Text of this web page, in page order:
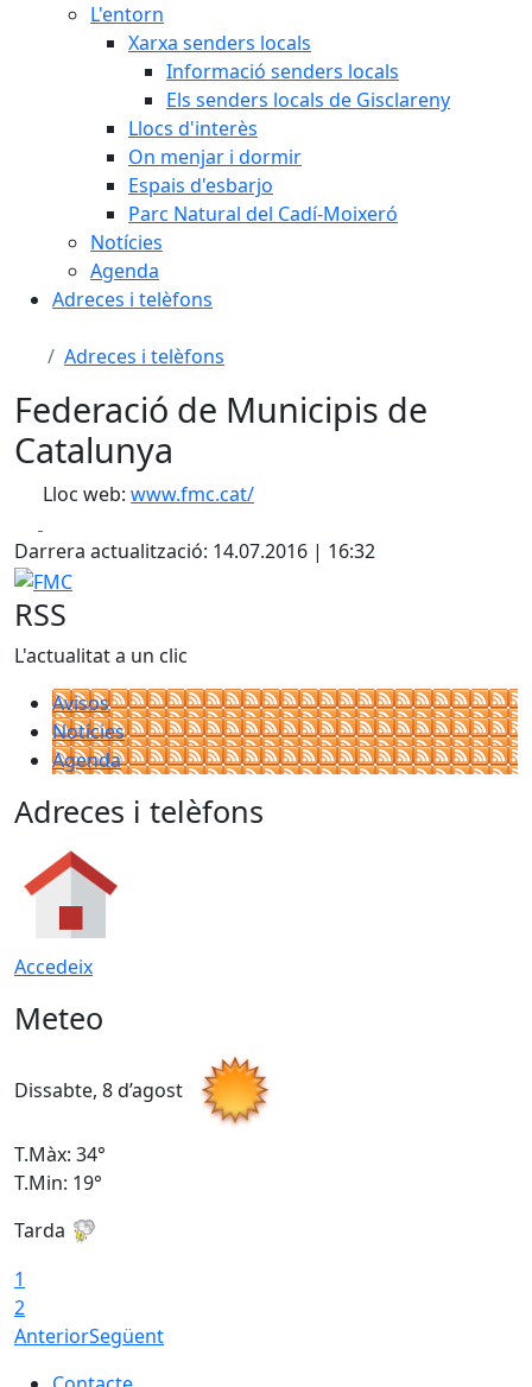
L'entorn
Xarxa senders locals
Informació senders locals
Els senders locals de Gisclareny
Llocs d'interès
On menjar i dormir
Espais d'esbarjo
Parc Natural del Cadí-Moixeró
Notícies
Agenda
Adreces i telèfons
Adreces i telèfons
Federació de Municipis de
Catalunya
Lloc web: www.fmc.cat/
Darrera actualització: 14.07.2016 | 16:32
FMC
RSS
L'actualitat a un clic
Avisos
Notícies
Agenda
Adreces i telèfons
Accedeix
Meteo
Dissabte, 8 d’agost
T.Màx: 34°
T.Min: 19°
Tarda
1
2
AnteriorSegüent